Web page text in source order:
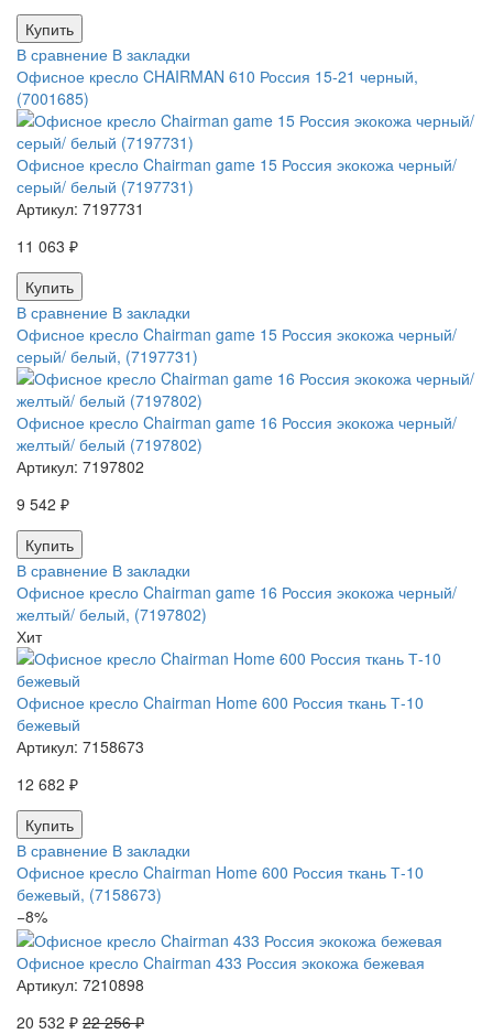
В сравнение В закладки
Офисное кресло CHAIRMAN 610 Россия 15-21 черный,
(7001685)
Офисное кресло Chairman game 15 Россия экокожа черный/
серый/ белый (7197731)
Артикул: 7197731
11 063 ₽
В сравнение В закладки
Офисное кресло Chairman game 15 Россия экокожа черный/
серый/ белый, (7197731)
Офисное кресло Chairman game 16 Россия экокожа черный/
желтый/ белый (7197802)
Артикул: 7197802
9 542 ₽
В сравнение В закладки
Офисное кресло Chairman game 16 Россия экокожа черный/
желтый/ белый, (7197802)
Хит
Офисное кресло Chairman Home 600 Россия ткань Т-10
бежевый
Артикул: 7158673
12 682 ₽
В сравнение В закладки
Офисное кресло Chairman Home 600 Россия ткань Т-10
бежевый, (7158673)
−8%
Офисное кресло Chairman 433 Россия экокожа бежевая
Артикул: 7210898
20 532 ₽ 22 256 ₽